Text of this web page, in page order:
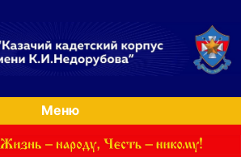
Меню